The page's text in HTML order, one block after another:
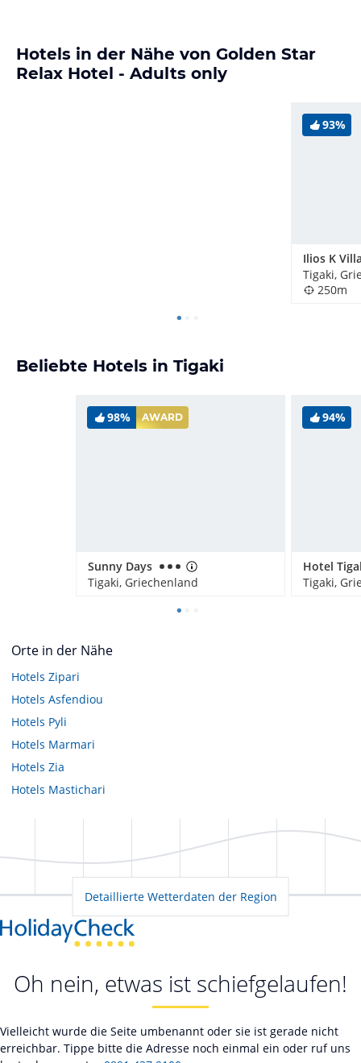
Hotels in der Nähe von Golden Star
Relax Hotel - Adults only
93%
Tigaki,
250m
Beliebte Hotels in Tigaki
98% AWARD
Sunny Days
Tigaki, Griechenland
94%
Hotel
Tigaki,
Orte in der Nähe
Hotels Zipari
Hotels Asfendiou
Hotels Pyli
Hotels Marmari
Hotels Zia
Hotels Mastichari
Detaillierte Wetterdaten der Region
Oh nein, etwas ist schiefgelaufen!
Vielleicht wurde die Seite umbenannt oder sie ist gerade nicht
erreichbar. Tippe bitte die Adresse noch einmal ein oder ruf uns